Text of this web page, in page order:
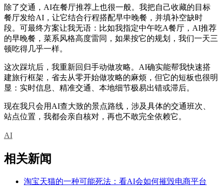
除了交通，AI在餐厅推荐上也很一般。我把自己收藏的目标
餐厅发给AI，让它结合行程搭配早中晚餐，并填补空缺时
段。可最终方案让我无语：比如我指定中午吃A餐厅，AI推荐
的早晚餐，菜系风格高度雷同，如果按它的规划，我们一天三
顿吃得几乎一样。
这次踩坑后，我重新回归手动做攻略。AI确实能帮我快速搭
建旅行框架，省去从零开始做攻略的麻烦，但它的短板也很明
显：实时信息、精准交通、本地细节极易出错或滞后。
现在我只会用AI查大致的景点路线，涉及具体的交通班次、
站点位置，我都会亲自核对，再也不敢完全依赖它。
AI
相关新闻
淘宝天猫的一种可能死法：看AI会如何摧毁电商平台